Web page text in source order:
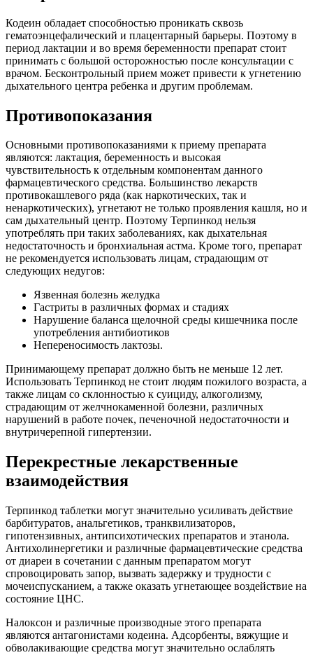
Кодеин обладает способностью проникать сквозь
гематоэнцефалический и плацентарный барьеры. Поэтому в
период лактации и во время беременности препарат стоит
принимать с большой осторожностью после консультации с
врачом. Бесконтрольный прием может привести к угнетению
дыхательного центра ребенка и другим проблемам.
Противопоказания
Основными противопоказаниями к приему препарата
являются: лактация, беременность и высокая
чувствительность к отдельным компонентам данного
фармацевтического средства. Большинство лекарств
противокашлевого ряда (как наркотических, так и
ненаркотических), угнетают не только проявления кашля, но и
сам дыхательный центр. Поэтому Терпинкод нельзя
употреблять при таких заболеваниях, как дыхательная
недостаточность и бронхиальная астма. Кроме того, препарат
не рекомендуется использовать лицам, страдающим от
следующих недугов:
Язвенная болезнь желудка
Гастриты в различных формах и стадиях
Нарушение баланса щелочной среды кишечника после
употребления антибиотиков
Непереносимость лактозы.
Принимающему препарат должно быть не меньше 12 лет.
Использовать Терпинкод не стоит людям пожилого возраста, а
также лицам со склонностью к суициду, алкоголизму,
страдающим от желчнокаменной болезни, различных
нарушений в работе почек, печеночной недостаточности и
внутричерепной гипертензии.
Перекрестные лекарственные
взаимодействия
Терпинкод таблетки могут значительно усиливать действие
барбитуратов, анальгетиков, транквилизаторов,
гипотензивных, антипсихотических препаратов и этанола.
Антихолинергетики и различные фармацевтические средства
от диареи в сочетании с данным препаратом могут
спровоцировать запор, вызвать задержку и трудности с
мочеиспусканием, а также оказать угнетающее воздействие на
состояние ЦНС.
Налоксон и различные производные этого препарата
являются антагонистами кодеина. Адсорбенты, вяжущие и
обволакивающие средства могут значительно ослаблять